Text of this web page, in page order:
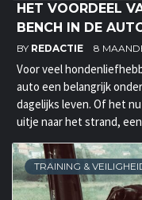
HET VOORDEEL
BENCH IN DE
BY REDACTIE 8
Voor veel
auto een belangrijk
dagelijks leven. Of het
uitje naar het strand,
TRAINING &